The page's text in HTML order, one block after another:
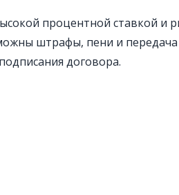
процентной ставкой и
штрафы, пени и передача
договора.